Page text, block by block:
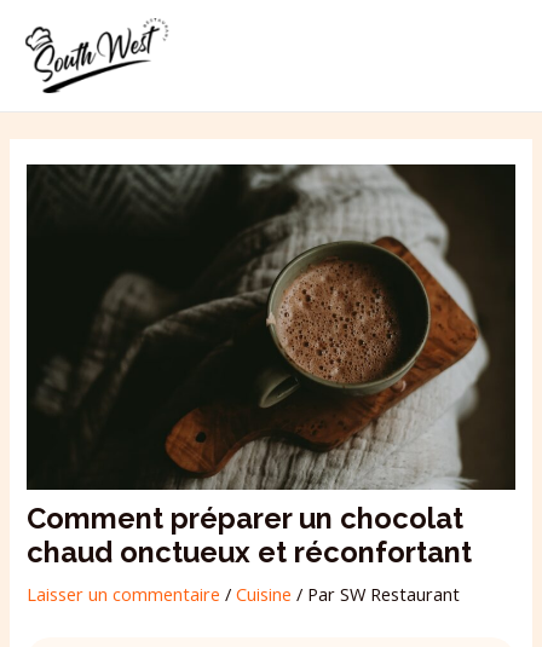
contenu
Comment préparer un chocolat
chaud onctueux et réconfortant
Laisser un commentaire /Cuisine / ParSW Restaurant